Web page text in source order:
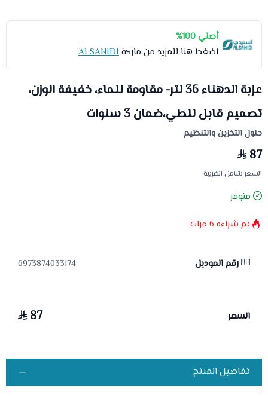
أصلي 100%
اضغط هنا للمزيد من ماركةALSANIDI
عزبة الدهناء 36 لتر- مقاومة للماء، خفيفة الوزن،
تصميم قابل للطي،ضمان 3 سنوات
حلول التخزين والتنظيم
87
السعر شامل الضريبة
متوفر
تم شراءه 6 مرات
رقم الموديل 6973874033174
السعر 87
تفاصيل المنتج